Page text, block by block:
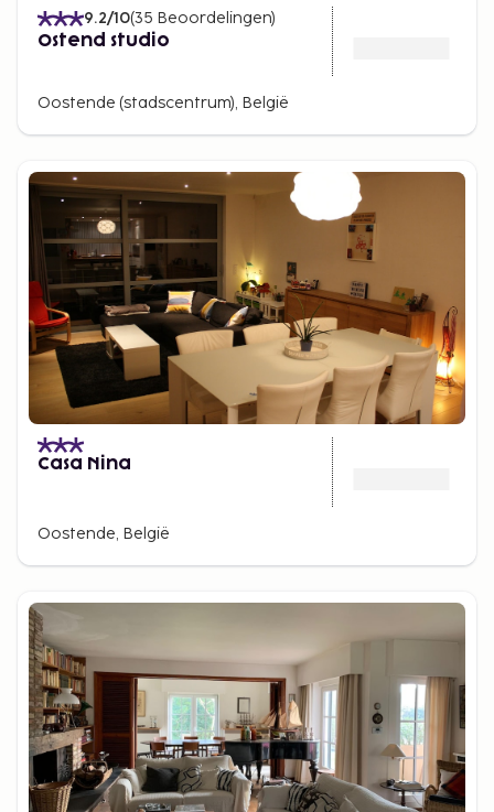
9.2/10(35 Beoordelingen)
Ostend studio
Oostende (stadscentrum), België
Casa Nina
Oostende, België